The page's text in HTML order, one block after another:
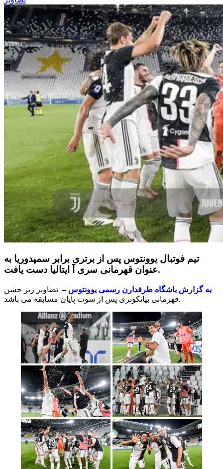
تیم فوتبال یوونتوس پس از برتری برابر سمپدوریا به
عنوان قهرمانی سری آ ایتالیا دست یافت.
به گزارش باشگاه طرفدارن رسمی یوونتوس –تصاویر زیر جشن
قهرمانی بیانکونری پس از سوت پایان مسابقه می باشد.